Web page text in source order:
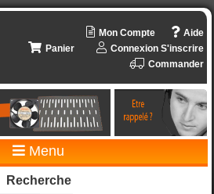
Aide
Mon Compte
Connexion S'inscrire
Panier
Commander
Menu
Recherche